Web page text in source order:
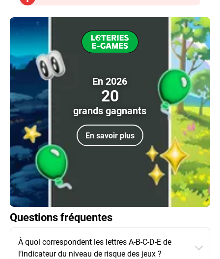
En 2026
20
grands gagnants
En savoir plus
Questions fréquentes
À quoi correspondent les lettres A-B-C-D-E de
l’indicateur du niveau de risque des jeux ?